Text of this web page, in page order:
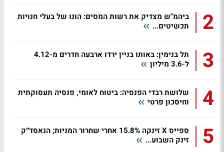
2
ביהמ"ש מצדיק את רשות המסים: הונו של בעלי חנויות
תכשיטים...
3
תל בנימין: באותו בניין ירדו ארבעה חדרים מ-4.12
ל-3.6 מיליון
4
שלושת רבדי הפנסיה: ביטוח לאומי, פנסיה תעסוקתית
וחיסכון פרטי
5
ספייס X זינקה 15.8% אחרי שחרור המניות; הנאסד״ק
זינק השבוע...